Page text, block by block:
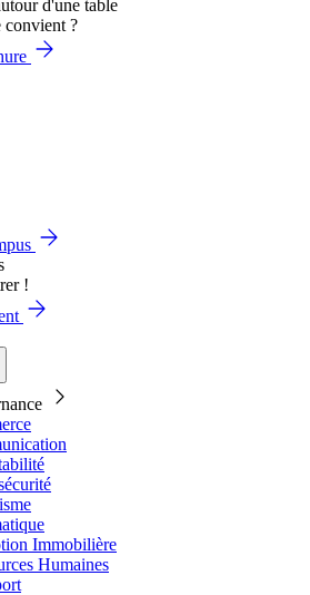
convient ?
!
Immobilière
Humaines